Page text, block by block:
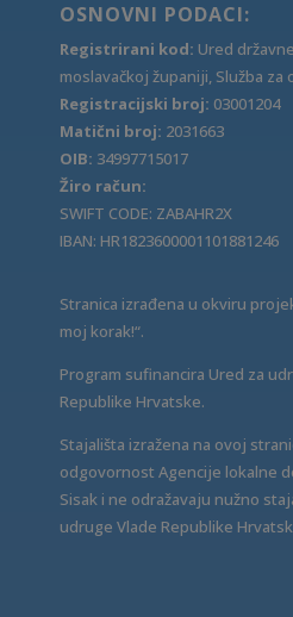
OSNOVNI PODACI:
Registrirani kod: Ured
moslavačkoj županiji, Služba za
Registracijski broj: 03001204
Matični broj: 2031663
OIB: 34997715017
Žiro račun:
SWIFT CODE: ZABAHR2X
IBAN: HR1823600001101881246
Stranica izrađena u okviru
moj korak!“.
Program sufinancira Ured za
Republike Hrvatske.
Stajališta izražena na ovoj
odgovornost Agencije lokalne
Sisak i ne odražavaju nužno
udruge Vlade Republike